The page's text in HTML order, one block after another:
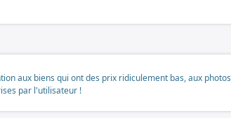
aux biens qui ont des prix ridiculement bas, aux photos
par l'utilisateur !